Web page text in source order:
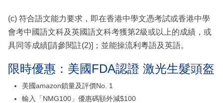
(c) 符合語文能力要求，即在香港中學文憑考試或香港中學
會考中國語文科及英國語文科考獲第2級或以上的成績，或
具同等成績[請參閱註(2)]；並能操流利粵語及英語。
限時優惠：美國FDA認證 激光生髮頭盔
美國amazon鎖量及評價No. 1
輸入「NMG100」優惠碼額外減$100